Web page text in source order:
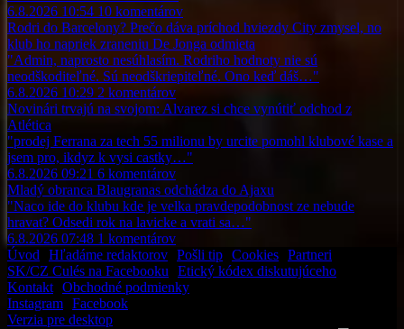
6.8.2026 10:54 10 komentárov
Rodri do Barcelony? Prečo dáva príchod hviezdy City zmysel, no
klub ho napriek zraneniu De Jonga odmieta
"Admin, naprosto nesúhlasím. Rodriho hodnoty nie sú
neodškoditeľné. Sú neodškriepiteľné. Ono keď dáš…"
6.8.2026 10:29 2 komentárov
Novinári trvajú na svojom: Alvarez si chce vynútiť odchod z
Atlética
"prodej Ferrana za tech 55 milionu by urcite pomohl klubové kase a
jsem pro, ikdyz k vysi castky…"
6.8.2026 09:21 6 komentárov
Mladý obranca Blaugranas odchádza do Ajaxu
"Naco ide do klubu kde je velka pravdepodobnost ze nebude
hravat? Odsedi rok na lavicke a vrati sa…"
6.8.2026 07:48 1 komentárov
Úvod
Hľadáme redaktorov Pošli tip Cookies Partneri
SK/CZ Culés na Facebooku
Etický kódex diskutujúceho
Kontakt Obchodné podmienky
Instagram Facebook
Verzia pre desktop